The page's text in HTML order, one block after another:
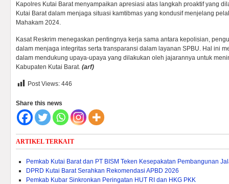
Kapolres Kutai Barat menyampaikan apresiasi atas langkah proaktif yang
Kutai Barat dalam menjaga situasi kamtibmas yang kondusif menjelang
Mahakam 2024.
Kasat Reskrim menegaskan pentingnya kerja sama antara kepolisian,
dalam menjaga integritas serta transparansi dalam layanan SPBU. Hal ini
dalam mendukung upaya-upaya yang dilakukan oleh jajarannya untuk
Kabupaten Kutai Barat. (arf)
Post Views: 446
Share this news
ARTIKEL TERKAIT
Pemkab Kutai Barat dan PT BISM Teken Kesepakatan Pembangunan
DPRD Kutai Barat Serahkan Rekomendasi APBD 2026
Pemkab Kubar Sinkronkan Peringatan HUT RI dan HKG PKK